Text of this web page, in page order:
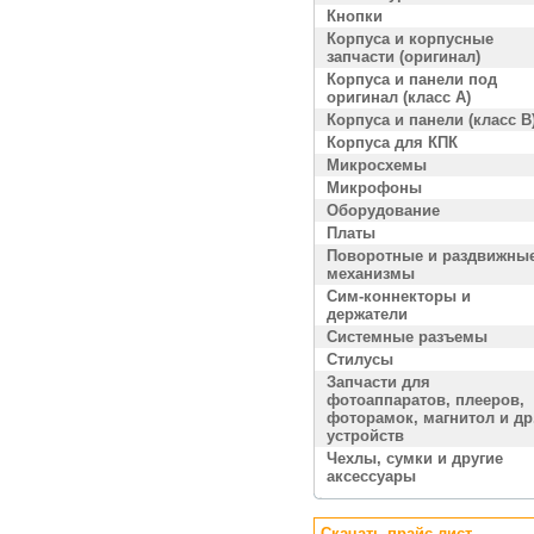
Кнопки
Корпуса и корпусные
запчасти (оригинал)
Корпуса и панели под
оригинал (класс A)
Корпуса и панели (класс
Корпуса для КПК
Микросхемы
Микрофоны
Оборудование
Платы
Поворотные и
механизмы
Сим-коннекторы и
держатели
Системные разъемы
Стилусы
Запчасти для
фотоаппаратов, плееров,
фоторамок, магнитол и
устройств
Чехлы, сумки и другие
аксессуары